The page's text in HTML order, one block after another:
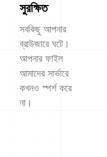
সুরক্ষিত
সবকিছু আপনার
ব্রাউজারে ঘটে।
আপনার ফাইল
আমাদের সার্ভারে
কখনও স্পর্শ করে
না।